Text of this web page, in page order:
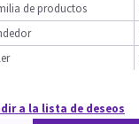
de productos
a la lista de deseos